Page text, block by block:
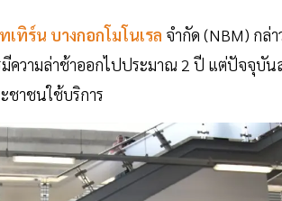
เทิร์น บางกอกโมโนเรล จำกัด (NBM) กล่า
ความล่าช้าออกไปประมาณ 2 ปี แต่ปัจจุบัน
ชาชนใช้บริการ